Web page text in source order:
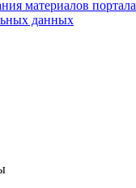
материалов портала
данных